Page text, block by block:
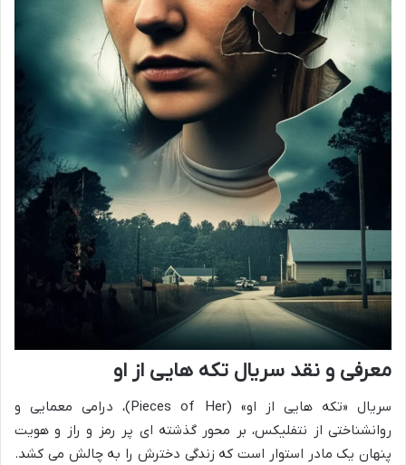
معرفی و نقد سریال تکه هایی از او
سریال «تکه هایی از او» (Pieces of Her)، درامی معمایی و
روانشناختی از نتفلیکس، بر محور گذشته ای پر رمز و راز و هویت
پنهان یک مادر استوار است که زندگی دخترش را به چالش می کشد.